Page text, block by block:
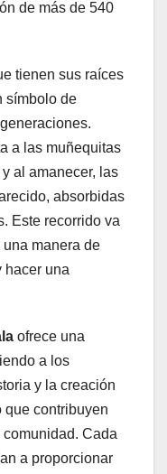
de más de 540
tienen sus raíces
símbolo de
a las muñequitas
al amanecer, las
absorbidas
Este recorrido va
manera de
hacer una
ofrece una
a los
y la creación
que contribuyen
Cada
a proporcionar